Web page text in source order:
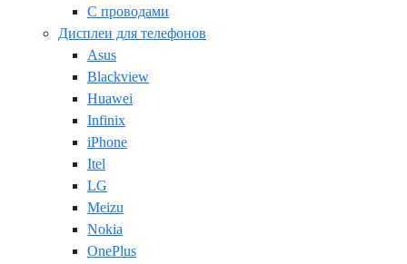
С проводами
Дисплеи для телефонов
Asus
Blackview
Huawei
Infinix
iPhone
Itel
LG
Meizu
Nokia
OnePlus